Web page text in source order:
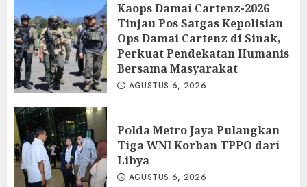
Kaops Damai Cartenz-2026
Tinjau Pos Satgas Kepolisian
Ops Damai Cartenz di Sinak,
Perkuat Pendekatan Humanis
Bersama Masyarakat
AGUSTUS 6, 2026
Polda Metro Jaya Pulangkan
Tiga WNI Korban TPPO dari
Libya
AGUSTUS 6, 2026